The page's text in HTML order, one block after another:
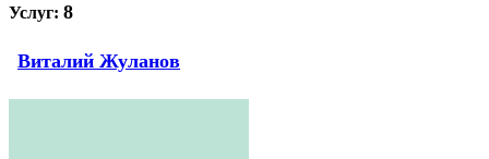
Услуг: 8
Виталий Жуланов